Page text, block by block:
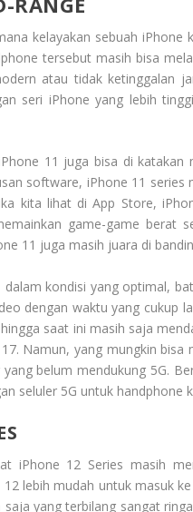
kelayakan sebuah
tersebut masih bisa
atau tidak ketinggalan
seri iPhone yang lebih
11 juga bisa di
software, iPhone 11
kita lihat di App Store,
game-game berat
11 juga masih juara di
kondisi yang optimal,
dengan waktu yang cukup
saat ini masih saja
Namun, yang mungkin
belum mendukung 5G.
seluler 5G untuk handphone
iPhone 12 Series masih
lebih mudah untuk masuk
yang terbilang sangat